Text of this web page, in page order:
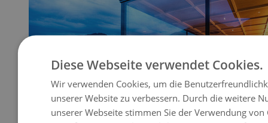
Diese Webseite verwendet Cookies.
Wir verwenden Cookies, um die
unserer Website zu verbessern. Durch die weitere
unserer Webseite stimmen Sie der Verwendung von